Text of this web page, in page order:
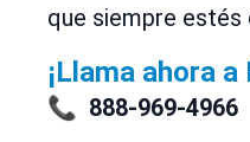
que siempre estés
¡Llama ahora
📞 888-969-4966